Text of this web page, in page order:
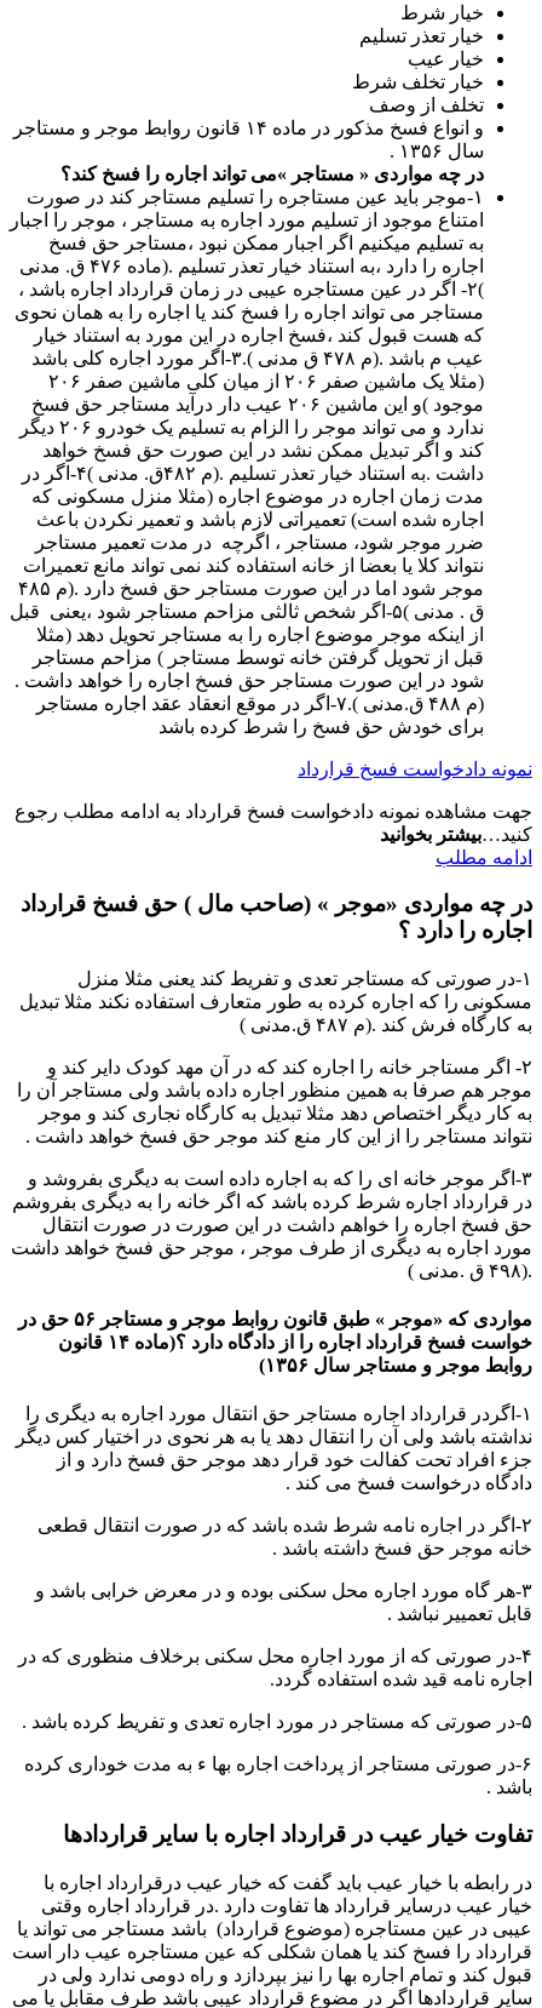
خیار شرط
خیار تعذر تسلیم
خیار عیب
خیار تخلف شرط
تخلف از وصف
و انواع فسخ مذکور در ماده ۱۴ قانون روابط موجر و مستاجر
سال ۱۳۵۶ .
در چه مواردی « مستاجر »می تواند اجاره را فسخ کند؟
۱-موجر باید عین مستاجره را تسلیم مستاجر کند در صورت
امتناع موجود از تسلیم مورد اجاره به مستاجر ، موجر را اجبار
به تسلیم میکنیم اگر اجبار ممکن نبود ،مستاجر حق فسخ
اجاره را دارد ،به استناد خیار تعذر تسلیم .(ماده ۴۷۶ ق. مدنی
)۲- اگر در عین مستاجره عیبی در زمان قرارداد اجاره باشد ،
مستاجر می تواند اجاره را فسخ کند یا اجاره را به همان نحوی
که هست قبول کند ،فسخ اجاره در این مورد به استناد خیار
عیب م باشد .(م ۴۷۸ ق مدنی ).۳-اگر مورد اجاره کلی باشد
(مثلا یک ماشین صفر ۲۰۶ از میان کلی ماشین صفر ۲۰۶
موجود )و این ماشین ۲۰۶ عیب دار درآید مستاجر حق فسخ
ندارد و می تواند موجر را الزام به تسلیم یک خودرو ۲۰۶ دیگر
کند و اگر تبدیل ممکن نشد در این صورت حق فسخ خواهد
داشت .به استناد خیار تعذر تسلیم .(م ۴۸۲ق. مدنی )۴-اگر در
مدت زمان اجاره در موضوع اجاره (مثلا منزل مسکونی که
اجاره شده است) تعمیراتی لازم باشد و تعمیر نکردن باعث
ضرر موجر شود، مستاجر ، اگرچه در مدت تعمیر مستاجر
نتواند کلا یا بعضا از خانه استفاده کند نمی تواند مانع تعمیرات
موجر شود اما در این صورت مستاجر حق فسخ دارد .(م ۴۸۵
ق . مدنی )۵-اگر شخص ثالثی مزاحم مستاجر شود ،یعنی قبل
از اینکه موجر موضوع اجاره را به مستاجر تحویل دهد (مثلا
قبل از تحویل گرفتن خانه توسط مستاجر ) مزاحم مستاجر
شود در این صورت مستاجر حق فسخ اجاره را خواهد داشت .
(م ۴۸۸ ق.مدنی ).۷-اگر در موقع انعقاد عقد اجاره مستاجر
برای خودش حق فسخ را شرط کرده باشد
نمونه دادخواست فسخ قرارداد
جهت مشاهده نمونه دادخواست فسخ قرارداد به ادامه مطلب رجوع
کنید…بیشتر بخوانید
ادامه مطلب
در چه مواردی «موجر » (صاحب مال ) حق فسخ قرارداد
اجاره را دارد ؟
۱-در صورتی که مستاجر تعدی و تفریط کند یعنی مثلا منزل
مسکونی را که اجاره کرده به طور متعارف استفاده نکند مثلا تبدیل
به کارگاه فرش کند .(م ۴۸۷ ق.مدنی )
۲- اگر مستاجر خانه را اجاره کند که در آن مهد کودک دایر کند و
موجر هم صرفا به همین منظور اجاره داده باشد ولی مستاجر آن را
به کار دیگر اختصاص دهد مثلا تبدیل به کارگاه نجاری کند و موجر
نتواند مستاجر را از این کار منع کند موجر حق فسخ خواهد داشت .
۳-اگر موجر خانه ای را که به اجاره داده است به دیگری بفروشد و
در قرارداد اجاره شرط کرده باشد که اگر خانه را به دیگری بفروشم
حق فسخ اجاره را خواهم داشت در این صورت در صورت انتقال
مورد اجاره به دیگری از طرف موجر ، موجر حق فسخ خواهد داشت
.(۴۹۸ ق .مدنی )
مواردی که «موجر » طبق قانون روابط موجر و مستاجر ۵۶ حق در
خواست فسخ قرارداد اجاره را از دادگاه دارد ؟(ماده ۱۴ قانون
روابط موجر و مستاجر سال ۱۳۵۶)
۱-اگردر قرارداد اجاره مستاجر حق انتقال مورد اجاره به دیگری را
نداشته باشد ولی آن را انتقال دهد یا به هر نحوی در اختیار کس دیگر
جزء افراد تحت کفالت خود قرار دهد موجر حق فسخ دارد و از
دادگاه درخواست فسخ می کند .
۲-اگر در اجاره نامه شرط شده باشد که در صورت انتقال قطعی
خانه موجر حق فسخ داشته باشد .
۳-هر گاه مورد اجاره محل سکنی بوده و در معرض خرابی باشد و
قابل تعمییر نباشد .
۴-در صورتی که از مورد اجاره محل سکنی برخلاف منظوری که در
اجاره نامه قید شده استفاده گردد.
۵-در صورتی که مستاجر در مورد اجاره تعدی و تفریط کرده باشد .
۶-در صورتی مستاجر از پرداخت اجاره بها ء به مدت خوداری کرده
باشد .
تفاوت خیار عیب در قرارداد اجاره با سایر قراردادها
در رابطه با خیار عیب باید گفت که خیار عیب درقرارداد اجاره با
خیار عیب درسایر قرارداد ها تفاوت دارد .در قرارداد اجاره وقتی
عیبی در عین مستاجره (موضوع قرارداد) باشد مستاجر می تواند یا
قرارداد را فسخ کند یا همان شکلی که عین مستاجره عیب دار است
قبول کند و تمام اجاره بها را نیز بپردازد و راه دومی ندارد ولی در
سایر قراردادها اگر در مضوع قرارداد عیبی باشد طرف مقابل یا می